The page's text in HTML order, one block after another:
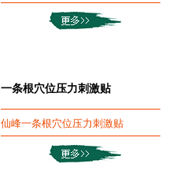
一条根穴位压力刺激贴
仙峰一条根穴位压力刺激贴